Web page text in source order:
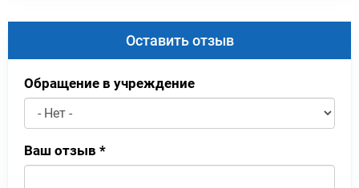
Оставить отзыв
Обращение в учреждение
Ваш отзыв *